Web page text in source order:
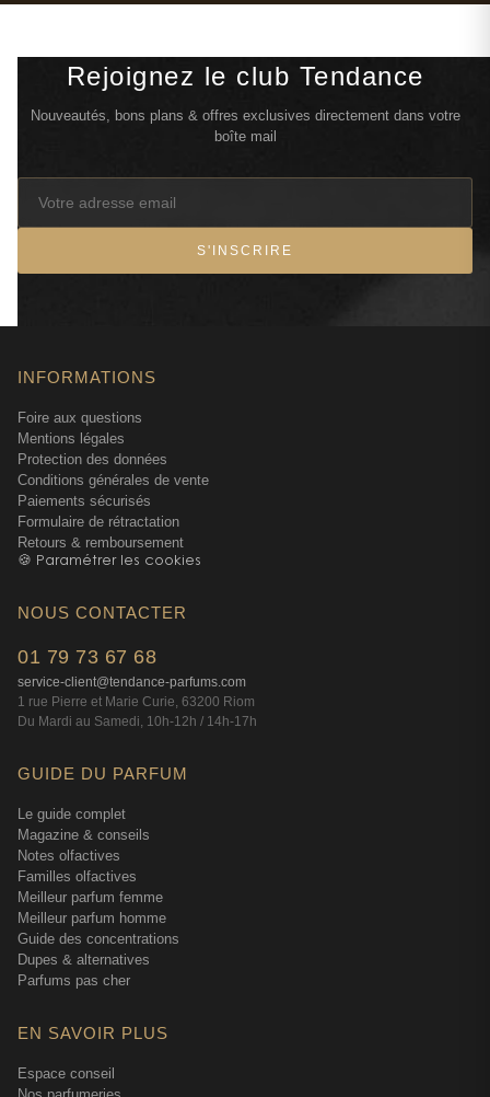
Rejoignez le club Tendance
Nouveautés, bons plans & offres exclusives directement dans votre
boîte mail
S'INSCRIRE
INFORMATIONS
Foire aux questions
Mentions légales
Protection des données
Conditions générales de vente
Paiements sécurisés
Formulaire de rétractation
Retours & remboursement
🍪 Paramétrer les cookies
NOUS CONTACTER
01 79 73 67 68
service-client@tendance-parfums.com
1 rue Pierre et Marie Curie, 63200 Riom
Du Mardi au Samedi, 10h-12h / 14h-17h
GUIDE DU PARFUM
Le guide complet
Magazine & conseils
Notes olfactives
Familles olfactives
Meilleur parfum femme
Meilleur parfum homme
Guide des concentrations
Dupes & alternatives
Parfums pas cher
EN SAVOIR PLUS
Espace conseil